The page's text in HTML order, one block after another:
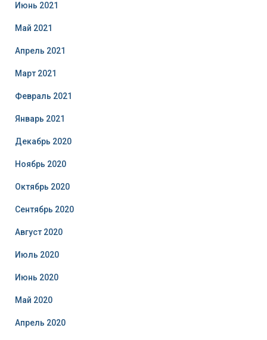
Июнь 2021
Май 2021
Апрель 2021
Март 2021
Февраль 2021
Январь 2021
Декабрь 2020
Ноябрь 2020
Октябрь 2020
Сентябрь 2020
Август 2020
Июль 2020
Июнь 2020
Май 2020
Апрель 2020